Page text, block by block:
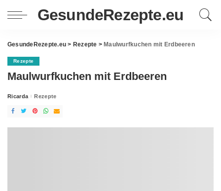
GesundeRezepte.eu
GesundeRezepte.eu > Rezepte > Maulwurfkuchen mit Erdbeeren
Rezepte
Maulwurfkuchen mit Erdbeeren
Posted
Ricarda Rezepte